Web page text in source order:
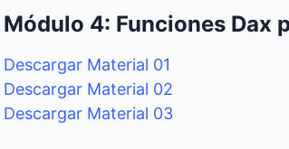
Módulo 4: Funciones Dax
Descargar Material 01
Descargar Material 02
Descargar Material 03